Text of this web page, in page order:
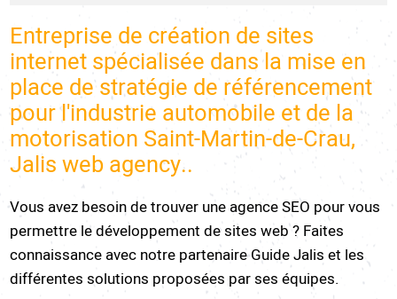
Entreprise de création de sites
internet spécialisée dans la mise en
place de stratégie de référencement
pour l'industrie automobile et de la
motorisation Saint-Martin-de-Crau,
Jalis web agency..
Vous avez besoin de trouver une agence SEO pour vous
permettre le développement de sites web ? Faites
connaissance avec notre partenaire Guide Jalis et les
différentes solutions proposées par ses équipes.